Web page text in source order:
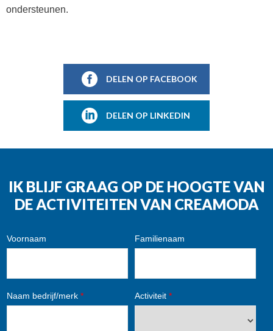
ondersteunen.
DELEN OP FACEBOOK
DELEN OP LINKEDIN
IK BLIJF GRAAG OP DE HOOGTE VAN
DE ACTIVITEITEN VAN CREAMODA
Voornaam Familienaam
Naam bedrijf/merk * Activiteit *